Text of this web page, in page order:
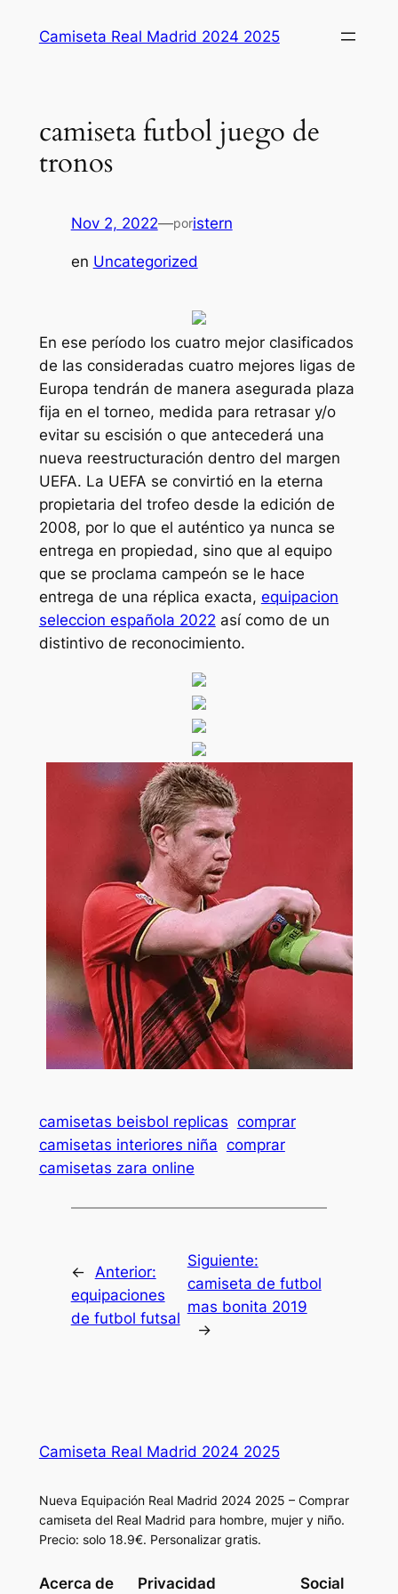
Camiseta Real Madrid 2024 2025
camiseta futbol juego de
tronos
Nov 2, 2022—poristern
en Uncategorized
En ese período los cuatro mejor clasificados
de las consideradas cuatro mejores ligas de
Europa tendrán de manera asegurada plaza
fija en el torneo, medida para retrasar y/o
evitar su escisión o que antecederá una
nueva reestructuración dentro del margen
UEFA. La UEFA se convirtió en la eterna
propietaria del trofeo desde la edición de
2008, por lo que el auténtico ya nunca se
entrega en propiedad, sino que al equipo
que se proclama campeón se le hace
entrega de una réplica exacta, equipacion
seleccion española 2022 así como de un
distintivo de reconocimiento.
camisetas beisbol replicas comprar
camisetas interiores niña comprar
camisetas zara online
←
Anterior:
equipaciones
de futbol futsal
Siguiente:
camiseta de futbol
mas bonita 2019
→
Camiseta Real Madrid 2024 2025
Nueva Equipación Real Madrid 2024 2025 – Comprar
camiseta del Real Madrid para hombre, mujer y niño.
Precio: solo 18.9€. Personalizar gratis.
Acerca de Privacidad Social